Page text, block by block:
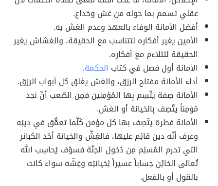
عقلي تسمم بما حوله من غش وخداع.
أفضل الأمانة الوفاء بالعهد وعدم الغش به.
الأمين يغير أفكاره لتتناسب مع الحقيقة، والغشاش يغير
الحقيقة لتتلاءم مع أفكاره.
الأمانة أول فصل في كتاب الحكمة.
أداء الأمانة مفتاح الرزق، والغش يغلق كل أبواب الرزق.
الأمانة صِفة يتّسِم بِها المُؤمِنين فمِن الصّعب أنّ نجد
مُؤمِناً يتّصِف بِالخيانة أو الغش.
الأمانة فطرة يتّصِف بها كل مؤمن كُلّما تعمُّق في دينِه
وعرف أنّه دين قائِم عليها، فالغِشّ والخيانة أحُد الكبائر
التي تحرم المُسلِم مِن دُخول الجنّة فسوْف يُحاسِب الله
تُعالى الخائِن حِساباً عسيراً لِخيانتِه وغِشّه سواء كانت
بالقول أو بالفعل.